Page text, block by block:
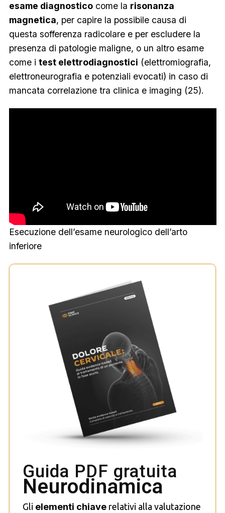
esame diagnosticocome la risonanza
magnetica, per capire la possibile causa di
questa sofferenza radicolare e per escludere la
presenza di patologie maligne, o un altro esame
come i test elettrodiagnostici (elettromiografia,
elettroneurografia e potenziali evocati) in caso di
mancata correlazione tra clinica e imaging (25).
Esecuzione dell’esame neurologico dell’arto
inferiore
Guida PDF gratuita
Neurodinamica
Gli elementi chiave relativi alla valutazione